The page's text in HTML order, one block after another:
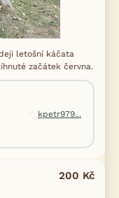
letošní káčata
začátek června.
kpetr979...
200 Kč